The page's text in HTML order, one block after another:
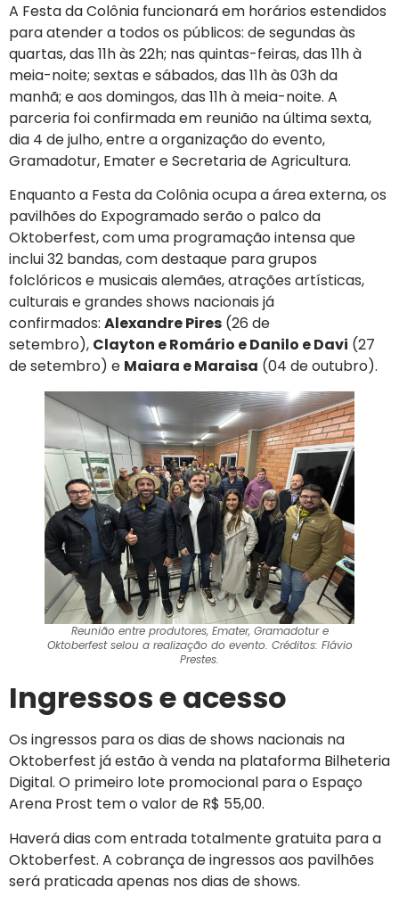
A Festa da Colônia funcionará em horários estendidos
para atender a todos os públicos: de segundas às
quartas, das 11h às 22h; nas quintas-feiras, das 11h à
meia-noite; sextas e sábados, das 11h às 03h da
manhã; e aos domingos, das 11h à meia-noite. A
parceria foi confirmada em reunião na última sexta,
dia 4 de julho, entre a organização do evento,
Gramadotur, Emater e Secretaria de Agricultura.
Enquanto a Festa da Colônia ocupa a área externa, os
pavilhões do Expogramado serão o palco da
Oktoberfest, com uma programação intensa que
inclui 32 bandas, com destaque para grupos
folclóricos e musicais alemães, atrações artísticas,
culturais e grandes shows nacionais já
confirmados: Alexandre Pires (26 de
setembro), Clayton e Romário e Danilo e Davi (27
de setembro) e Maiara e Maraisa (04 de outubro).
Reunião entre produtores, Emater, Gramadotur e
Oktoberfest selou a realização do evento. Créditos: Flávio
Prestes.
Ingressos e acesso
Os ingressos para os dias de shows nacionais na
Oktoberfest já estão à venda na plataforma Bilheteria
Digital. O primeiro lote promocional para o Espaço
Arena Prost tem o valor de R$ 55,00.
Haverá dias com entrada totalmente gratuita para a
Oktoberfest. A cobrança de ingressos aos pavilhões
será praticada apenas nos dias de shows.